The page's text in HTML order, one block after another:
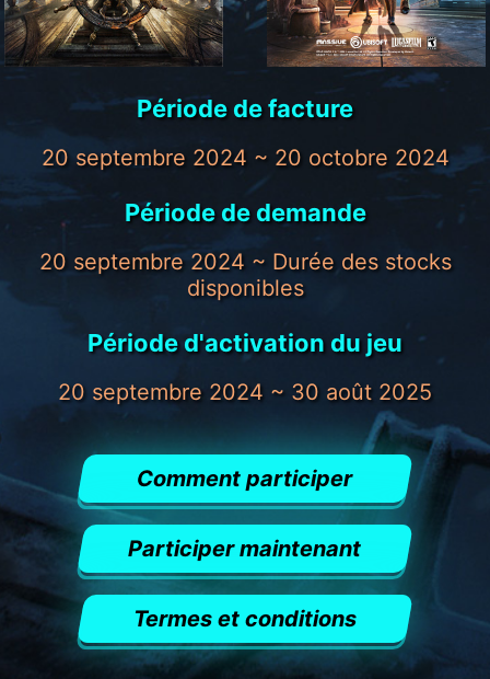
Période de facture
20 septembre 2024 ~ 20 octobre 2024
Période de demande
20 septembre 2024 ~ Durée des stocks
disponibles
Période d'activation du jeu
20 septembre 2024 ~ 30 août 2025
Comment participer
Participer maintenant
Termes et conditions